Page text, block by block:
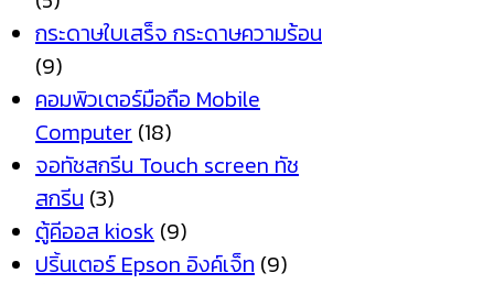
กระดาษใบเสร็จ กระดาษความร้อน
(9)
คอมพิวเตอร์มือถือ Mobile
Computer (18)
จอทัชสกรีน Touch screen ทัช
สกรีน (3)
ตู้คีออส kiosk (9)
ปริ้นเตอร์ Epson อิงค์เจ็ท (9)